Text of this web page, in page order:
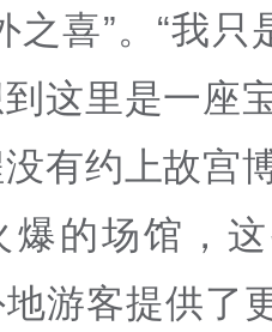
之喜”。“我
这里是一座
有约上故宫
爆的场馆，
游客提供了